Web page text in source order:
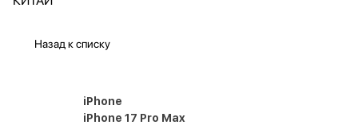
Назад к списку
iPhone
iPhone 17 Pro Max